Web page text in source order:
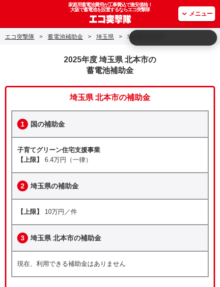
家庭用蓄電池費用が工事費込で激安価格！
大阪で蓄電池を設置するならエコ突撃隊
メニュー
エコ突撃隊 > 蓄電池補助金 > 埼玉県 > 埼玉県 北本市
2025年度 埼玉県 北本市の
蓄電池補助金
埼玉県 北本市の補助金
1 国の補助金
子育てグリーン住宅支援事業
【上限】
6.4万円（一律）
2 埼玉県の補助金
【上限】 10万円／件
3 埼玉県 北本市の補助金
現在、利用できる補助金はありません